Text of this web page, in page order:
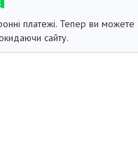
платежі. Тепер ви можете
сайту.